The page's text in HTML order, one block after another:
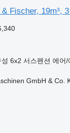
Fischer, 19m³,
6x2 서스펜션 에어/
GmbH & Co.